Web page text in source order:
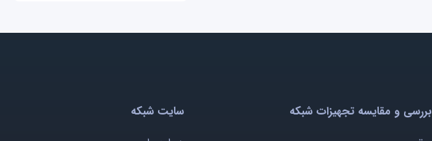
بررسی و مقایسه تجهیزات شبکه
سایت شبکه